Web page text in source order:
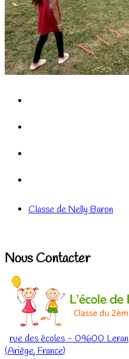
Classe de Nelly Baron
Nous Contacter
rue des écoles - 09600 Leran
(Ariège, France)